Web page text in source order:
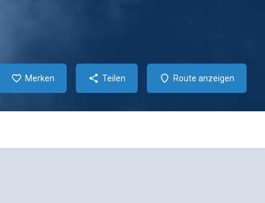
Merken Teilen Route anzeigen